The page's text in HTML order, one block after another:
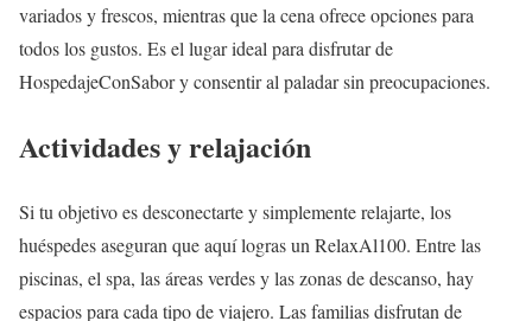
variados y frescos, mientras que la cena ofrece opciones para
todos los gustos. Es el lugar ideal para disfrutar de
HospedajeConSabor y consentir al paladar sin preocupaciones.
Actividades y relajación
Si tu objetivo es desconectarte y simplemente relajarte, los
huéspedes aseguran que aquí logras un RelaxAl100. Entre las
piscinas, el spa, las áreas verdes y las zonas de descanso, hay
espacios para cada tipo de viajero. Las familias disfrutan de